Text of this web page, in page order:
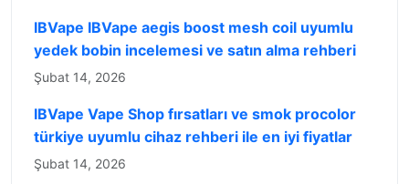
IBVape IBVape aegis boost mesh coil uyumlu
yedek bobin incelemesi ve satın alma rehberi
Şubat 14, 2026
IBVape Vape Shop fırsatları ve smok procolor
türkiye uyumlu cihaz rehberi ile en iyi fiyatlar
Şubat 14, 2026